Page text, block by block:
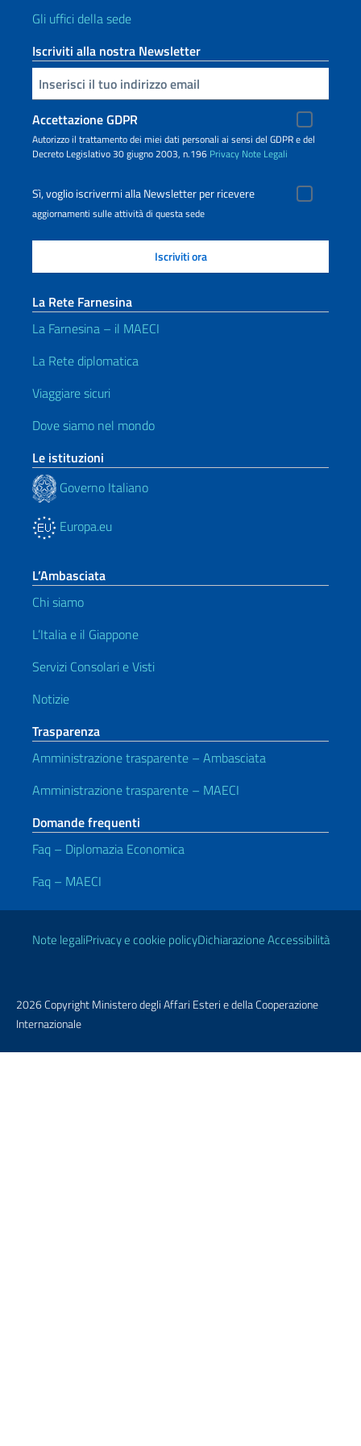
Gli uffici della sede
Iscriviti alla nostra Newsletter
Inserisci la tua email
Accettazione GDPR
Autorizzo il trattamento dei miei dati personali ai sensi del GDPR e del
Decreto Legislativo 30 giugno 2003, n.196 Privacy Note Legali
Sì, voglio iscrivermi alla Newsletter per ricevere
aggiornamenti sulle attività di questa sede
La Rete Farnesina
La Farnesina – il MAECI
La Rete diplomatica
Viaggiare sicuri
Dove siamo nel mondo
Le istituzioni
Governo Italiano
Europa.eu
L’Ambasciata
Chi siamo
L’Italia e il Giappone
Servizi Consolari e Visti
Notizie
Trasparenza
Amministrazione trasparente – Ambasciata
Amministrazione trasparente – MAECI
Domande frequenti
Faq – Diplomazia Economica
Faq – MAECI
Link Utili
Note legaliPrivacy e cookie policyDichiarazione Accessibilità
2026 Copyright Ministero degli Affari Esteri e della Cooperazione
Internazionale